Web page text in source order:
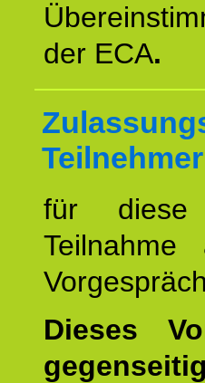
der ECA.
für diese
Dieses